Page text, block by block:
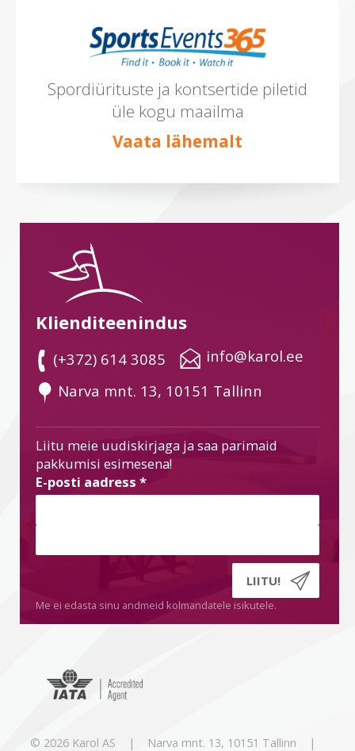
Spordiürituste ja kontsertide piletid
üle kogu maailma
Vaata lähemalt
Klienditeenindus
(+372) 614 3085
info@karol.ee
Narva mnt. 13, 10151 Tallinn
Liitu meie uudiskirjaga ja saa parimaid
pakkumisi esimesena!
E-posti aadress *
Me ei edasta sinu andmeid kolmandatele isikutele.
© 2026 Karol AS | Narva mnt. 13, 10151 Tallinn |